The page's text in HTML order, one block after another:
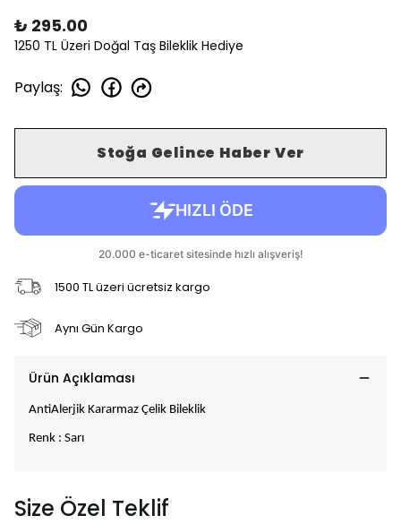
₺ 295.00
1250 TL Üzeri Doğal Taş Bileklik Hediye
Paylaş:
Stoğa Gelince Haber Ver
1500 TL üzeri ücretsiz kargo
Aynı Gün Kargo
Ürün Açıklaması
AntiAlerjik Kararmaz Çelik Bileklik
Renk : Sarı
Size Özel Teklif